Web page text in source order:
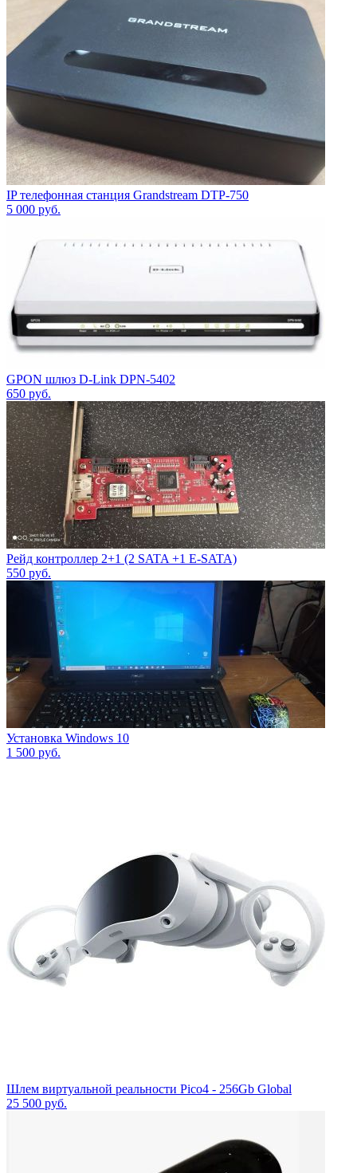
IP телефонная станция Grandstream DTP-750
5 000 руб.
GPON шлюз D-Link DPN-5402
650 руб.
Рейд контроллер 2+1 (2 SATA +1 E-SATA)
550 руб.
Установка Windows 10
1 500 руб.
Шлем виртуальной реальности Pico4 - 256Gb Global
25 500 руб.